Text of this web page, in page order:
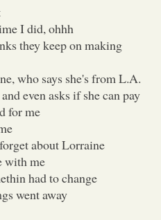
I did, ohhh
they keep on making
who says she's from L.A.
even asks if she can pay
for me
about Lorraine
with me
had to change
went away